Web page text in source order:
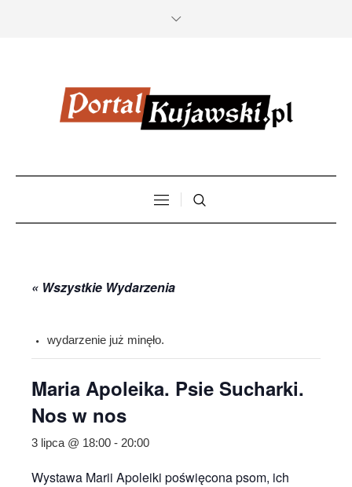
« Wszystkie Wydarzenia
wydarzenie już minęło.
Maria Apoleika. Psie Sucharki.
Nos w nos
3 lipca @ 18:00 - 20:00
Wystawa Marii Apoleiki poświęcona psom, ich